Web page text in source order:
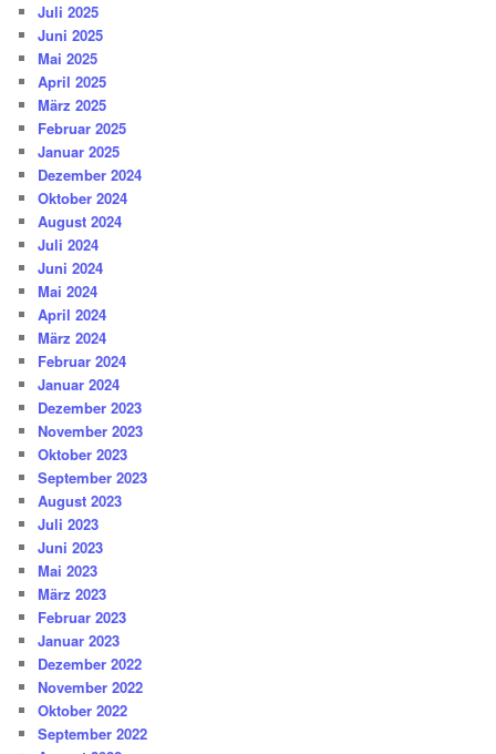
Juli 2025
Juni 2025
Mai 2025
April 2025
März 2025
Februar 2025
Januar 2025
Dezember 2024
Oktober 2024
August 2024
Juli 2024
Juni 2024
Mai 2024
April 2024
März 2024
Februar 2024
Januar 2024
Dezember 2023
November 2023
Oktober 2023
September 2023
August 2023
Juli 2023
Juni 2023
Mai 2023
März 2023
Februar 2023
Januar 2023
Dezember 2022
November 2022
Oktober 2022
September 2022